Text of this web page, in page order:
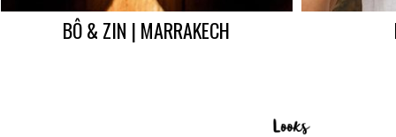
BÔ & ZIN | MARRAKECH